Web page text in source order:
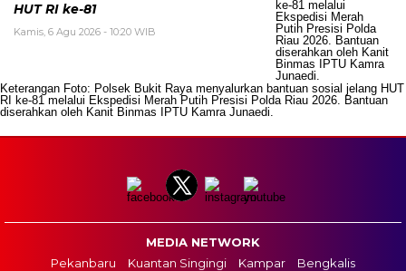
HUT RI ke-81
Kamis, 6 Agu 2026 - 10:20 WIB
Keterangan Foto: Polsek Bukit Raya menyalurkan bantuan sosial jelang HUT
RI ke-81 melalui Ekspedisi Merah Putih Presisi Polda Riau 2026. Bantuan
diserahkan oleh Kanit Binmas IPTU Kamra Junaedi.
MEDIA NETWORK
Pekanbaru
Kuantan Singingi Kampar
Bengkalis